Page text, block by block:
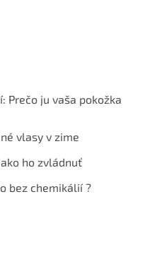
Prečo ju vaša pokožka
vlasy v zime
ho zvládnuť
bez chemikálií ?